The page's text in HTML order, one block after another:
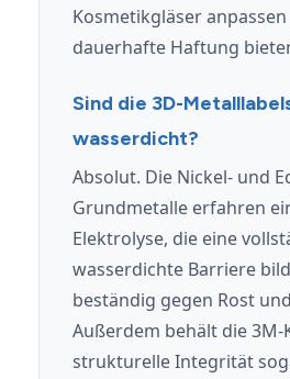
Kosmetikgläser
dauerhafte Haftung
Sind die 3D-
wasserdicht?
Absolut. Die Nickel- und
Grundmetalle erfahren
Elektrolyse, die eine
wasserdichte Barriere
beständig gegen Rost
Außerdem behält die
strukturelle Integrität